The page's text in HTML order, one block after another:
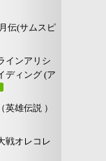
伝(サムスピ
インアリシ
ディング (ア
雄伝説 ）
戦オレコレ